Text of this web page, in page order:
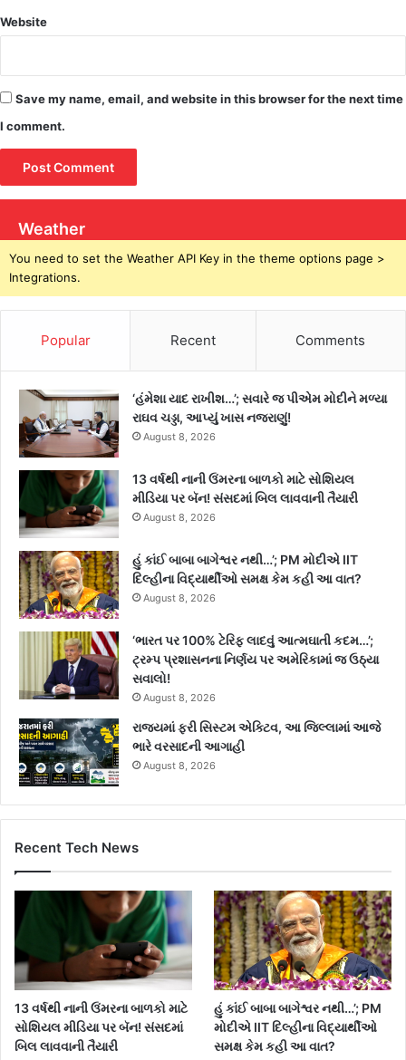
Website
Save my name, email, and website in this browser for the next time
I comment.
Weather
You need to set the Weather API Key in the theme options page >
Integrations.
Popular Recent Comments
‘હંમેશા યાદ રાખીશ…’; સવારે જ પીએમ મોદીને મળ્યા
રાઘવ ચડ્ડા, આપ્યું ખાસ નજરાણું!
August 8, 2026
13 વર્ષથી નાની ઉંમરના બાળકો માટે સોશિયલ
મીડિયા પર બૅન! સંસદમાં બિલ લાવવાની તૈયારી
August 8, 2026
હું કાંઈ બાબા બાગેશ્વર નથી…’; PM મોદીએ IIT
દિલ્હીના વિદ્યાર્થીઓ સમક્ષ કેમ કહી આ વાત?
August 8, 2026
‘ભારત પર 100% ટેરિફ લાદવું આત્મઘાતી કદમ…’;
ટ્રમ્પ પ્રશાસનના નિર્ણય પર અમેરિકામાં જ ઉઠ્યા
સવાલો!
August 8, 2026
રાજ્યમાં ફરી સિસ્ટમ એક્ટિવ, આ જિલ્લામાં આજે
ભારે વરસાદની આગાહી
August 8, 2026
Recent Tech News
13 વર્ષથી નાની ઉંમરના બાળકો માટે
સોશિયલ મીડિયા પર બૅન! સંસદમાં
બિલ લાવવાની તૈયારી
હું કાંઈ બાબા બાગેશ્વર નથી…’; PM
મોદીએ IIT દિલ્હીના વિદ્યાર્થીઓ
સમક્ષ કેમ કહી આ વાત?